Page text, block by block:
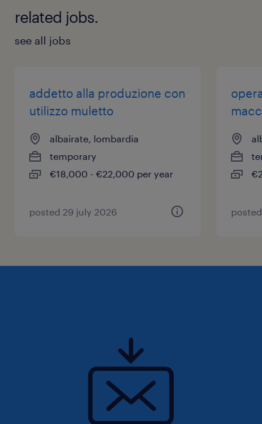
related jobs.
see all jobs
addetto alla produzione con
utilizzo muletto
albairate, lombardia
temporary
€18,000 - €22,000 per year
posted 29 july 2026